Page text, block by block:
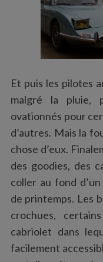
Et puis les pilotes
malgré la pluie,
ovationnés pour
d’autres. Mais la
chose d’eux.
des goodies, des
coller au fond
de printemps. Les
crochues,
cabriolet dans
facilement